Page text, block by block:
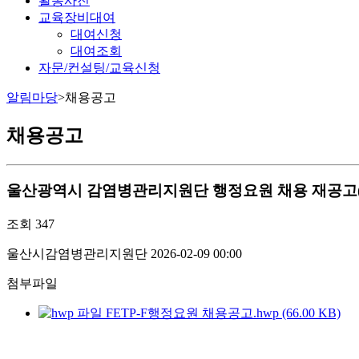
교육장비대여
대여신청
대여조회
자문/컨설팅/교육신청
알림마당>채용공고
채용공고
울산광역시 감염병관리지원단 행정요원 채용 재공
조회 347
울산시감염병관리지원단 2026-02-09 00:00
첨부파일
FETP-F행정요원 채용공고.hwp (66.00 KB)